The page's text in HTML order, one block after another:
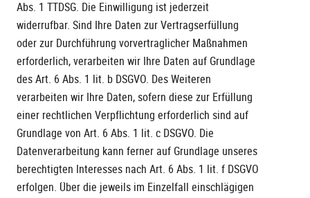
Abs. 1 TTDSG. Die Einwilligung ist jederzeit
widerrufbar. Sind Ihre Daten zur Vertragserfüllung
oder zur Durchführung vorvertraglicher Maßnahmen
erforderlich, verarbeiten wir Ihre Daten auf Grundlage
des Art. 6 Abs. 1 lit. b DSGVO. Des Weiteren
verarbeiten wir Ihre Daten, sofern diese zur Erfüllung
einer rechtlichen Verpflichtung erforderlich sind auf
Grundlage von Art. 6 Abs. 1 lit. c DSGVO. Die
Datenverarbeitung kann ferner auf Grundlage unseres
berechtigten Interesses nach Art. 6 Abs. 1 lit. f DSGVO
erfolgen. Über die jeweils im Einzelfall einschlägigen